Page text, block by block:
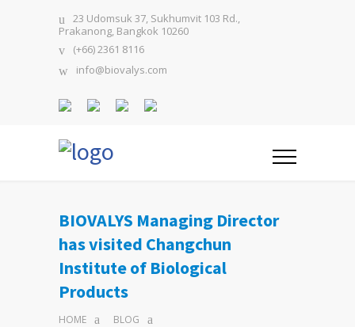
23 Udomsuk 37, Sukhumvit 103 Rd.,
Prakanong, Bangkok 10260
(+66) 2361 8116
info@biovalys.com
BIOVALYS Managing Director
has visited Changchun
Institute of Biological
Products
HOME
BLOG